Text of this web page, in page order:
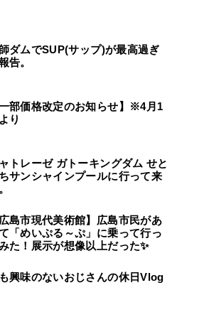
ダムでSUP(サップ)が最高過ぎ
告。
一部価格改定のお知らせ】※4月1
り
トレーゼ ガトーキングダム せと
サンシャインプールに行って来
広島市現代美術館】広島市民があ
「めいぷる～ぷ」に乗って行っ
た！展示が想像以上だった✨
興味のないおじさんの休日Vlog